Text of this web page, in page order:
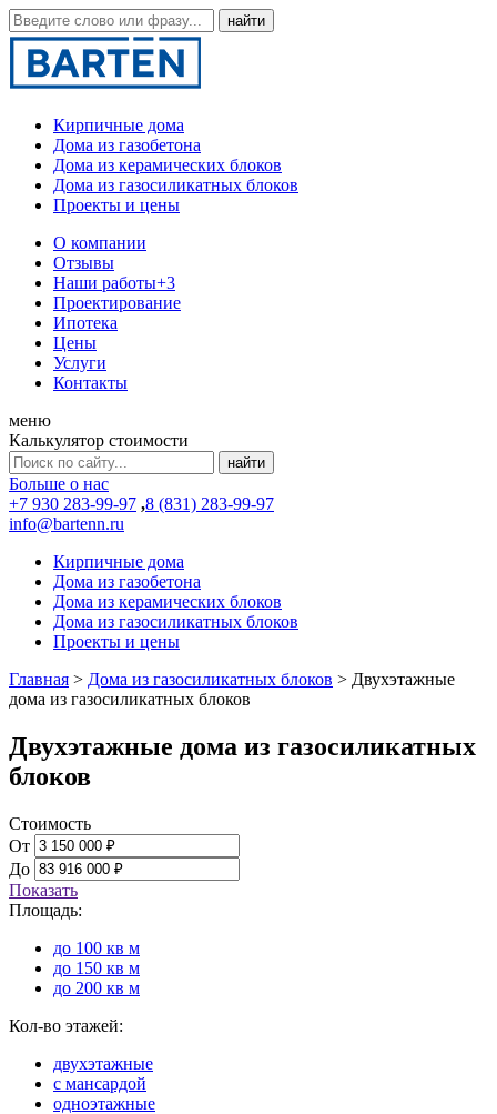
Кирпичные дома
Дома из газобетона
Дома из керамических блоков
Дома из газосиликатных блоков
Проекты и цены
О компании
Отзывы
Наши работы+3
Проектирование
Ипотека
Цены
Услуги
Контакты
меню
Калькулятор стоимости
Больше о нас
+7 930 283-99-97 ,8 (831) 283-99-97
info@bartenn.ru
Кирпичные дома
Дома из газобетона
Дома из керамических блоков
Дома из газосиликатных блоков
Проекты и цены
Главная > Дома из газосиликатных блоков > Двухэтажные
дома из газосиликатных блоков
Двухэтажные дома из газосиликатных
блоков
Стоимость
От
До
Показать
Площадь:
до 100 кв м
до 150 кв м
до 200 кв м
Кол-во этажей:
двухэтажные
с мансардой
одноэтажные